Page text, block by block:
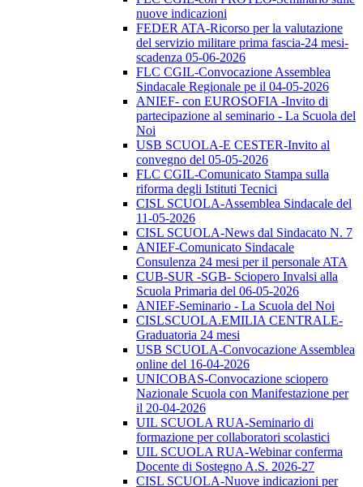
nuove indicazioni
FEDER ATA-Ricorso per la valutazione
del servizio militare prima fascia-24 mesi-
scadenza 05-06-2026
FLC CGIL-Convocazione Assemblea
Sindacale Regionale pe il 04-05-2026
ANIEF- con EUROSOFIA -Invito di
partecipazione al seminario - La Scuola del
Noi
USB SCUOLA-E CESTER-Invito al
convegno del 05-05-2026
FLC CGIL-Comunicato Stampa sulla
riforma degli Istituti Tecnici
CISL SCUOLA-Assemblea Sindacale del
11-05-2026
CISL SCUOLA-News dal Sindacato N. 7
ANIEF-Comunicato Sindacale
Consulenza 24 mesi per il personale ATA
CUB-SUR -SGB- Sciopero Invalsi alla
Scuola Primaria del 06-05-2026
ANIEF-Seminario - La Scuola del Noi
CISLSCUOLA.EMILIA CENTRALE-
Graduatoria 24 mesi
USB SCUOLA-Convocazione Assemblea
online del 16-04-2026
UNICOBAS-Convocazione sciopero
Nazionale Scuola con Manifestazione per
il 20-04-2026
UIL SCUOLA RUA-Seminario di
formazione per collaboratori scolastici
UIL SCUOLA RUA-Webinar conferma
Docente di Sostegno A.S. 2026-27
CISL SCUOLA-Nuove indicazioni per